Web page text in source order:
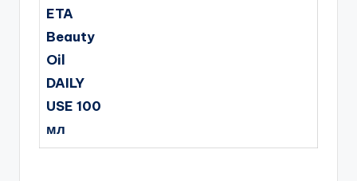
ETA
Beauty
Oil
DAILY
USE 100
мл